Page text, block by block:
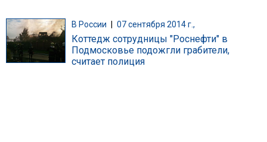
В России 07 сентября 2014 г.,
Коттедж сотрудницы "Роснефти" в
Подмосковье подожгли грабители,
считает полиция